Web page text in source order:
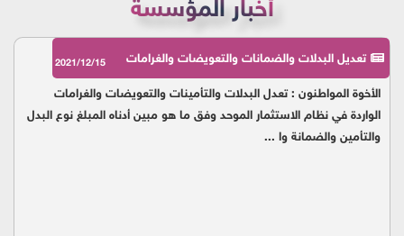
أخبار المؤسسة
تعديل البدلات والضمانات والتعويضات والغرامات 2021/12/15
الأخوة المواطنون : تعدل البدلات والتأمينات والتعويضات والغرامات
الواردة في نظام الاستثمار الموحد وفق ما هو مبين أدناه المبلغ نوع البدل
والتأمين والضمانة وا ...